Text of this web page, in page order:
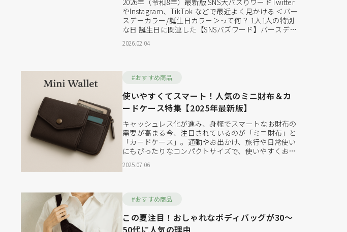
2026年（令和8年）最新版 SNS大バズりワードTwitter
やInstagram、TikTok などで最近よく見かける ＜バー
スデーカラー/誕生日カラー＞って何？ 1人1人の特別
な日 誕生日に関連した【SNSバズワード】バースデー
カラーについて、調べてみました。 同じ月に生まれた
人は似たところがあるようです。 今回は月ごとに特集
2026.02.04
#おすすめ商品
使いやすくてスマート！人気のミニ財布＆カ
ードケース特集【2025年最新版】
キャッシュレス化が進み、身軽でスマートなお財布の
需要が高まる今、注目されているのが「ミニ財布」と
「カードケース」。通勤やお出かけ、旅行や日常使い
にもぴったりなコンパクトサイズで、使いやすくおし
ゃれなアイテムが続々と登場しています。 この記事で
は、ミニ財布の魅力や選び方、おすすめのアイテムを
財布の魅力と...
2025.07.06
#おすすめ商品
この夏注目！おしゃれなボディバッグが30〜
50代に人気の理由